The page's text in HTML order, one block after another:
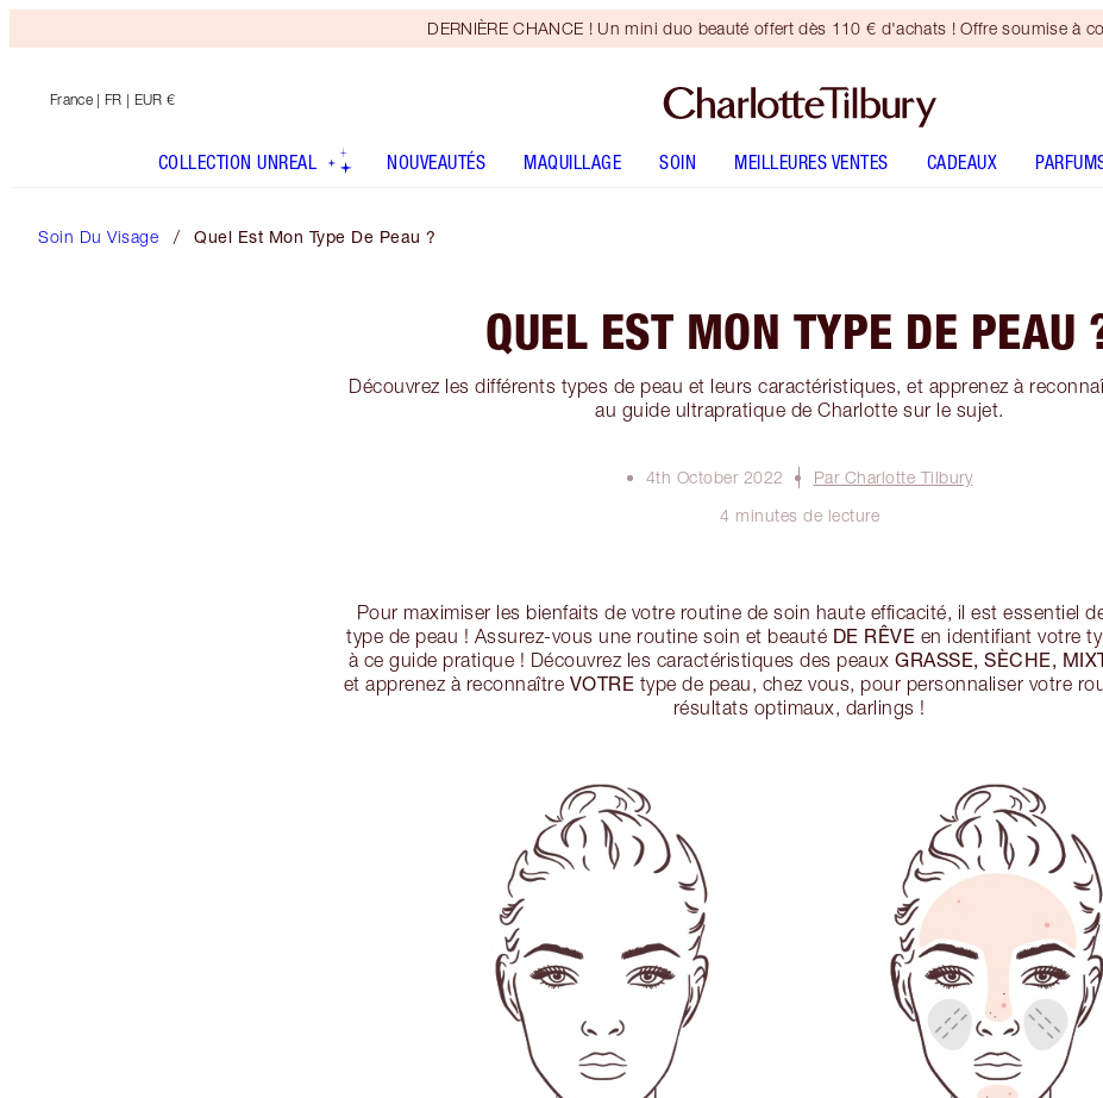
DERNIÈRE CHANCE ! Un mini duo beauté offert dès 110 € d'achats ! Offre soumise à
France | FR | EUR €
COLLECTION UNREAL NOUVEAUTÉS MAQUILLAGE SOIN MEILLEURES VENTES CADEAUX
Soin Du Visage Quel Est Mon Type De Peau ?
QUEL EST MON TYPE DE PEAU
Découvrez les différents types de peau et leurs caractéristiques, et apprenez à
au guide ultrapratique de Charlotte sur le sujet.
4th October 2022
Par Charlotte Tilbury
4 minutes de lecture
Pour maximiser les bienfaits de votre routine de soin haute efficacité, il est essentiel
type de peau ! Assurez-vous une routine soin et beauté DE RÊVE en identifiant votre
à ce guide pratique ! Découvrez les caractéristiques des peauxGRASSE, SÈCHE,
et apprenez à reconnaître VOTRE type de peau, chez vous, pour personnaliser votre
résultats optimaux, darlings !